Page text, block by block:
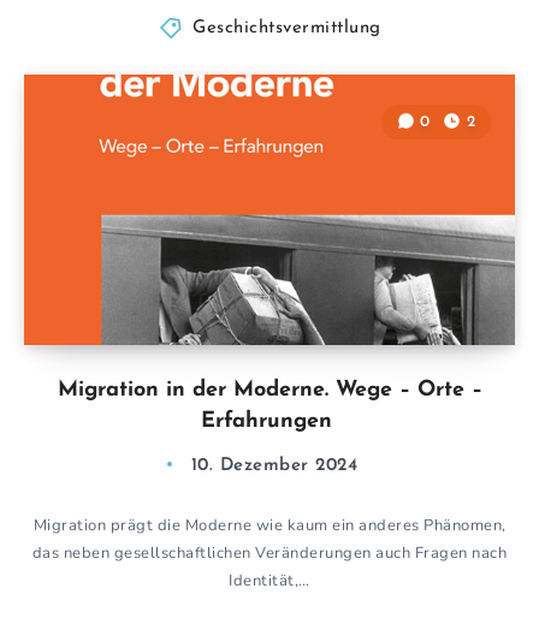
Geschichtsvermittlung
Migration in der Moderne. Wege – Orte –
Erfahrungen
0 2
10. Dezember 2024
Migration prägt die Moderne wie kaum ein anderes Phänomen,
das neben gesellschaftlichen Veränderungen auch Fragen nach
Identität,…